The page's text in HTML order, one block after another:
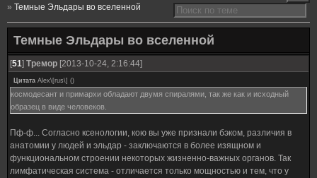
» Темные Эльдары во вселенной
Темные Эльдары во вселенной
[51] Тремор [2013-10-24, 2:16:44]
Цитата Alex\[rus\] ()
космодесант и примархи обладают двумя спиралями, так же как и исходный
образец в виде человеков.
Пф-ф... Согласно ксенологии, кою вы уже признали бэком, различия в
анатомии у людей и эльдар - заключаются в более изящном и
функциональном строении некоторых жизненно-важных органов. Так
лимфатическая система - отличается только мощностью и тем, что у